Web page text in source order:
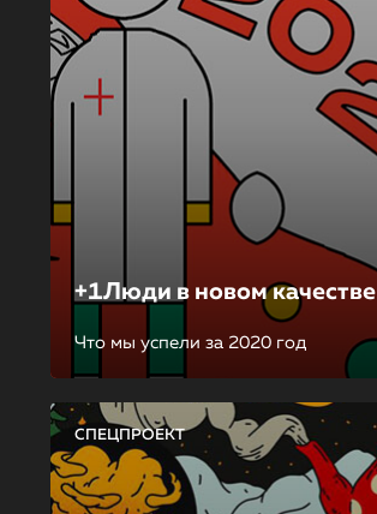
+1Люди в новом качестве
Что мы успели за 2020 год
СПЕЦПРОЕКТ